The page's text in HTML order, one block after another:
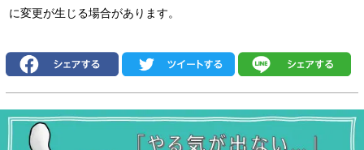
に変更が生じる場合があります。